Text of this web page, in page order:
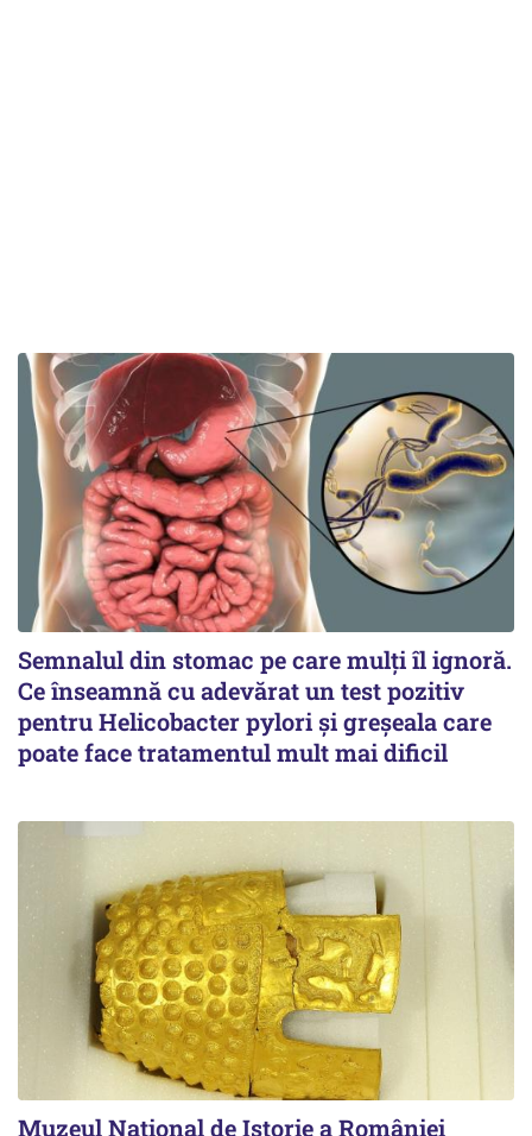
Semnalul din stomac pe care mulți îl ignoră.
Ce înseamnă cu adevărat un test pozitiv
pentru Helicobacter pylori și greșeala care
poate face tratamentul mult mai dificil
Muzeul Național de Istorie a României